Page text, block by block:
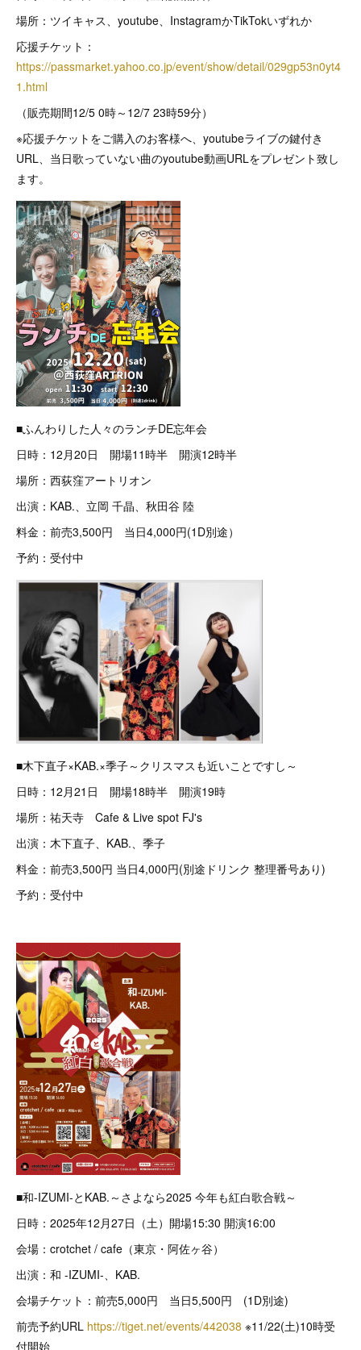
場所：ツイキャス、youtube、InstagramかTikTokいずれか
応援チケット：
https://passmarket.yahoo.co.jp/event/show/detail/029gp53n0yt4
1.html
（販売期間12/5 0時～12/7 23時59分）
※応援チケットをご購入のお客様へ、youtubeライブの鍵付き
URL、当日歌っていない曲のyoutube動画URLをプレゼント致し
ます。
■ふんわりした人々のランチDE忘年会
日時：12月20日 開場11時半 開演12時半
場所：西荻窪アートリオン
出演：KAB.、立岡 千晶、秋田谷 陸
料金：前売3,500円 当日4,000円(1D別途）
予約：受付中
■木下直子×KAB.×季子～クリスマスも近いことですし～
日時：12月21日 開場18時半 開演19時
場所：祐天寺 Cafe & Live spot FJ's
出演：木下直子、KAB.、季子
料金：前売3,500円 当日4,000円(別途ドリンク 整理番号あり)
予約：受付中
■和-IZUMI-とKAB.～さよなら2025 今年も紅白歌合戦～
日時：2025年12月27日（土）開場15:30 開演16:00
会場：crotchet / cafe（東京・阿佐ヶ谷）
出演：和 -IZUMI-、KAB.
会場チケット：前売5,000円 当日5,500円 (1D別途)
前売予約URL https://tiget.net/events/442038 ※11/22(土)10時受
付開始